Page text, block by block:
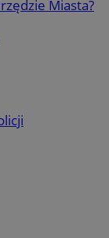
Miasta?